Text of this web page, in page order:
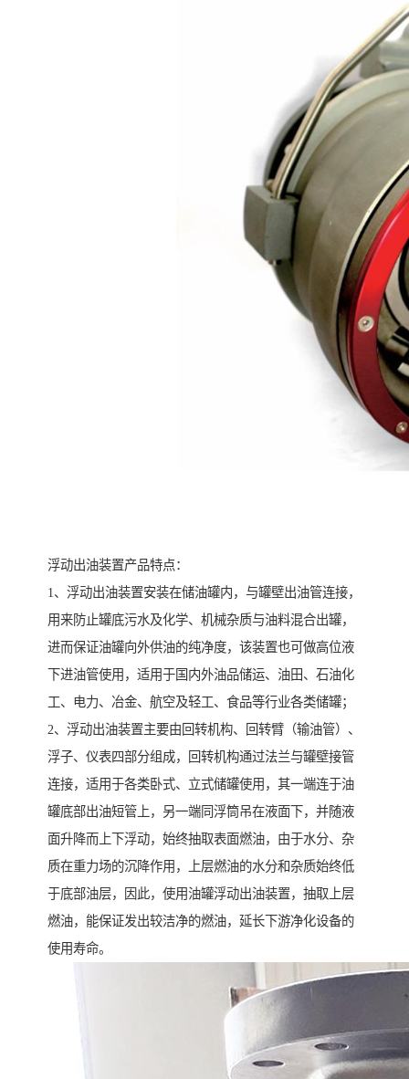
浮动出油装置产品特点：
1、浮动出油装置安装在储油罐内，与罐壁出油管连接，
用来防止罐底污水及化学、机械杂质与油料混合出罐，
进而保证油罐向外供油的纯净度，该装置也可做高位液
下进油管使用，适用于国内外油品储运、油田、石油化
工、电力、冶金、航空及轻工、食品等行业各类储罐；
2、浮动出油装置主要由回转机构、回转臂（输油管）、
浮子、仪表四部分组成，回转机构通过法兰与罐壁接管
连接，适用于各类卧式、立式储罐使用，其一端连于油
罐底部出油短管上，另一端同浮筒吊在液面下，并随液
面升降而上下浮动，始终抽取表面燃油，由于水分、杂
质在重力场的沉降作用，上层燃油的水分和杂质始终低
于底部油层，因此，使用油罐浮动出油装置，抽取上层
燃油，能保证发出较洁净的燃油，延长下游净化设备的
使用寿命。